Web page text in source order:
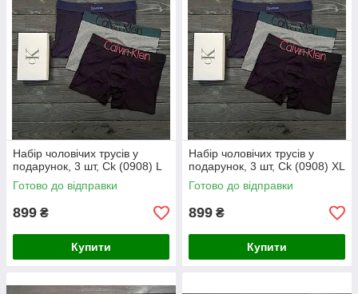
Набір чоловічих трусів у
подарунок, 3 шт, Ck (0908) L
Готово до відправки
899 ₴
Купити
Набір чоловічих трусів у
подарунок, 3 шт, Ck (0908) XL
Готово до відправки
899 ₴
Купити